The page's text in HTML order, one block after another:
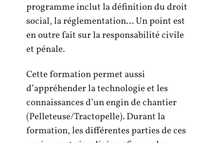
programme inclut la définition du droit
social, la réglementation… Un point est
en outre fait sur la responsabilité civile
et pénale.
Cette formation permet aussi
d’appréhender la technologie et les
connaissances d’un engin de chantier
(Pelleteuse/Tractopelle). Durant la
formation, les différentes parties de ces